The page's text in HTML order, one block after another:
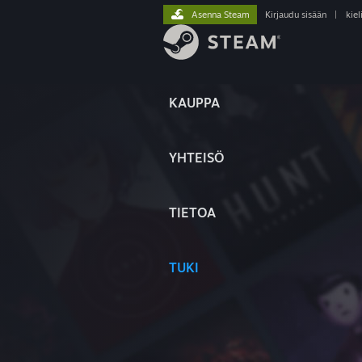
KAUPPA
YHTEISÖ
TIETOA
TUKI
Asenna Steam Kirjaudu sisään kieli